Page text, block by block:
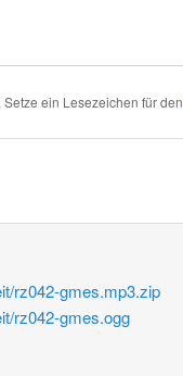
Setze ein Lesezeichen für den
rz042-gmes.mp3.zip
rz042-gmes.ogg